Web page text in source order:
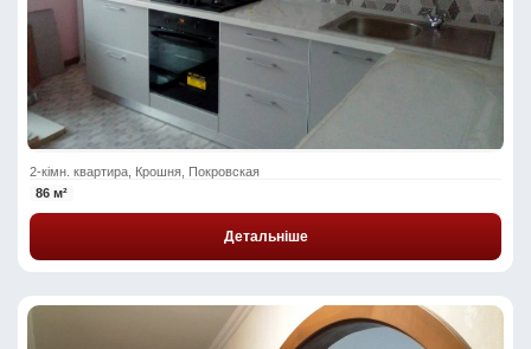
2-кімн. квартира, Крошня, Покровская
86 м²
Детальніше